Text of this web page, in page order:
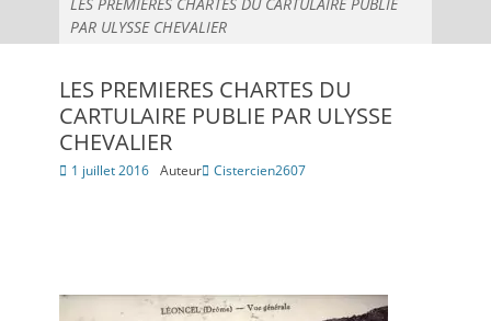
PAR ULYSSE CHEVALIER
LES PREMIERES CHARTES DU
CARTULAIRE PUBLIE PAR ULYSSE
CHEVALIER
Posté
1 juillet 2016 Auteur Cistercien2607